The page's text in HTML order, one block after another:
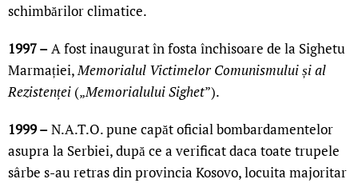
schimbărilor climatice.
1997 –A fost inaugurat în fosta închisoare de la Sighetu
Marmației,Memorialul Victimelor Comunismului și al
Rezistenței („Memorialului Sighet”).
1999 –N.A.T.O. pune capăt oficial bombardamentelor
asupra la Serbiei, după ce a verificat daca toate trupele
sârbe s-au retras din provincia Kosovo, locuita majoritar